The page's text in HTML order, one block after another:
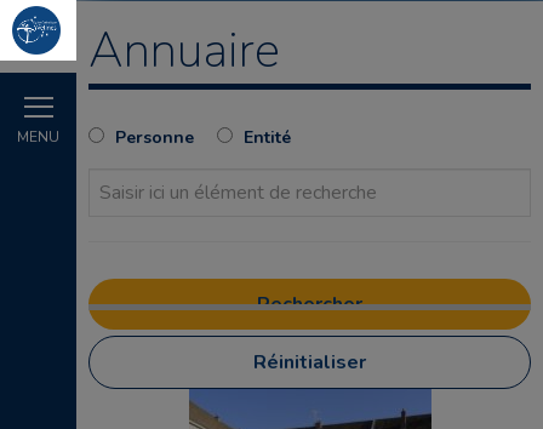
MENU
Annuaire
Personne Entité
Réinitialiser